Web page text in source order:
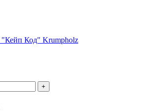
"Кейп Код" Krumpholz
+